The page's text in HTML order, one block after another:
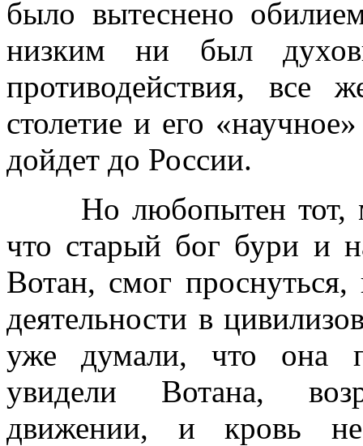
было вытеснено
низким ни был
противодействия,
столетие и его
дойдет до России.
Но любопытен тот,
что старый бог бури и
Вотан, смог
деятельности в
уже думали, что она
увидели Вотана,
движении, и кровь